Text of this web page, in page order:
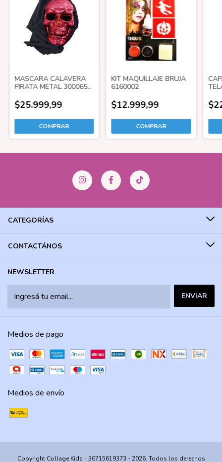
MASCARA CALAVERA
PIRATA METAL 300065
$25.999,99
KIT MAQUILLAJE BRUJA
6160002
$12.999,99
CATEGORÍAS
CONTACTÁNOS
NEWSLETTER
Medios de pago
Medios de envío
Copyright Collage Kids - 30715619373 - 2026. Todos los derechos